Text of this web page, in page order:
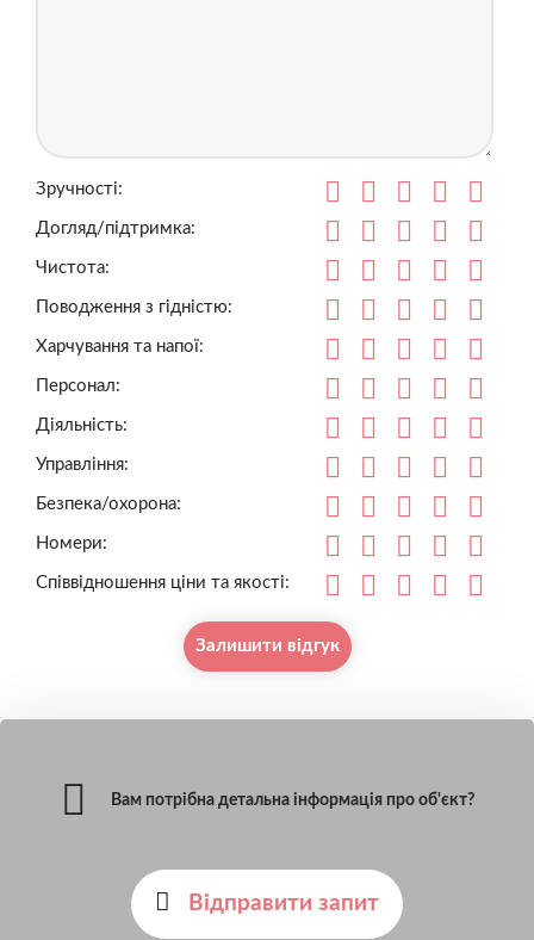
Зручності:
Догляд/підтримка:
Чистота:
Поводження з гідністю:
Харчування та напої:
Персонал:
Діяльність:
Управління:
Безпека/охорона:
Номери:
Співвідношення ціни та якості:
Залишити відгук
Вам потрібна детальна інформація про об'єкт?
Відправити запит